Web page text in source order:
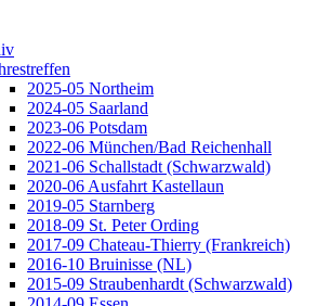
2025-05 Northeim
2024-05 Saarland
2023-06 Potsdam
2022-06 München/Bad Reichenhall
2021-06 Schallstadt (Schwarzwald)
2020-06 Ausfahrt Kastellaun
2019-05 Starnberg
2018-09 St. Peter Ording
2017-09 Chateau-Thierry (Frankreich)
2016-10 Bruinisse (NL)
2015-09 Straubenhardt (Schwarzwald)